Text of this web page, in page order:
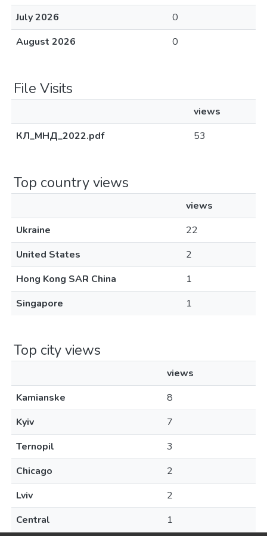
July 2026
0
August 2026
0
File Visits
views
КЛ_МНД_2022.pdf
53
Top country views
views
Ukraine
22
United States
2
Hong Kong SAR China
1
Singapore
1
Top city views
views
Kamianske
8
Kyiv
7
Ternopil
3
Chicago
2
Lviv
2
Central
1